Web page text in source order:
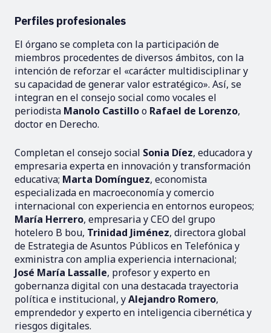
Perfiles profesionales
El órgano se completa con la participación de
miembros procedentes de diversos ámbitos, con la
intención de reforzar el «carácter multidisciplinar y
su capacidad de generar valor estratégico». Así, se
integran en el consejo social como vocales el
periodista Manolo Castilloo Rafael de Lorenzo,
doctor en Derecho.
Completan el consejo social Sonia Díez, educadora y
empresaria experta en innovación y transformación
educativa; Marta Domínguez, economista
especializada en macroeconomía y comercio
internacional con experiencia en entornos europeos;
María Herrero, empresaria y CEO del grupo
hotelero B bou, Trinidad Jiménez, directora global
de Estrategia de Asuntos Públicos en Telefónica y
exministra con amplia experiencia internacional;
José María Lassalle, profesor y experto en
gobernanza digital con una destacada trayectoria
política e institucional, yAlejandro Romero,
emprendedor y experto en inteligencia cibernética y
riesgos digitales.